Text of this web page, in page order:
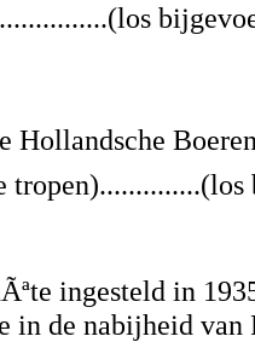
Hollandsche
ingesteld in
in de nabijheid